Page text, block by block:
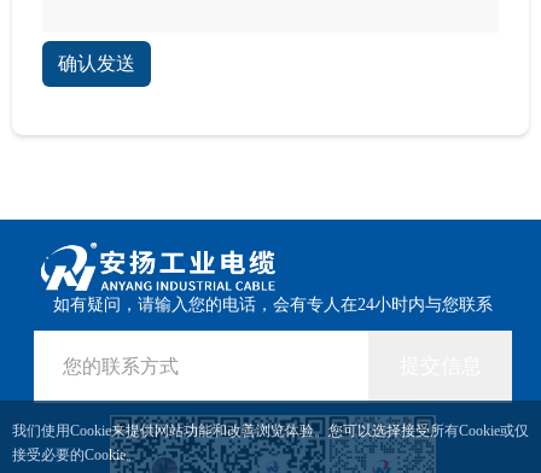
我们使用Cookie来提供网站功能和改善浏览体验。您可以选择接受所有Cookie或仅
接受必要的Cookie。
确认发送
如有疑问，请输入您的电话，会有专人在24小时内与您联系